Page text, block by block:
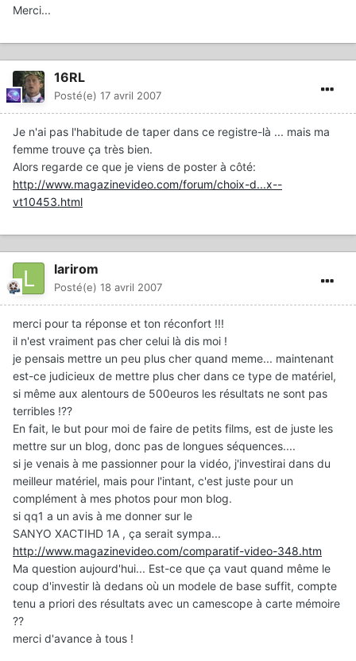
Merci...
16RL
Posté(e) 17 avril 2007
Je n'ai pas l'habitude de taper dans ce registre-là ... mais ma
femme trouve ça très bien.
Alors regarde ce que je viens de poster à côté:
http://www.magazinevideo.com/forum/choix-d...x--
vt10453.html
larirom
Posté(e) 18 avril 2007
merci pour ta réponse et ton réconfort !!!
il n'est vraiment pas cher celui là dis moi !
je pensais mettre un peu plus cher quand meme... maintenant
est-ce judicieux de mettre plus cher dans ce type de matériel,
si même aux alentours de 500euros les résultats ne sont pas
terribles !??
En fait, le but pour moi de faire de petits films, est de juste les
mettre sur un blog, donc pas de longues séquences....
si je venais à me passionner pour la vidéo, j'investirai dans du
meilleur matériel, mais pour l'intant, c'est juste pour un
complément à mes photos pour mon blog.
si qq1 a un avis à me donner sur le
SANYO XACTIHD 1A , ça serait sympa...
http://www.magazinevideo.com/comparatif-video-348.htm
Ma question aujourd'hui... Est-ce que ça vaut quand même le
coup d'investir là dedans où un modele de base suffit, compte
tenu a priori des résultats avec un camescope à carte mémoire
??
merci d'avance à tous !